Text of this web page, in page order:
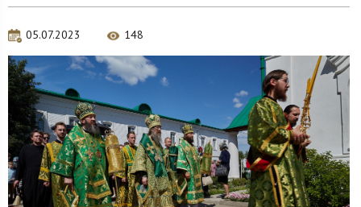
05.07.2023 148